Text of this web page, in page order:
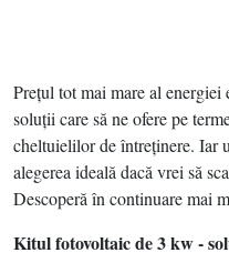
Preţul tot mai mare al energiei
soluţii care să ne ofere pe
cheltuielilor de întreţinere. Iar
alegerea ideală dacă vrei să
Descoperă în continuare mai
Kitul fotovoltaic de 3 kw -